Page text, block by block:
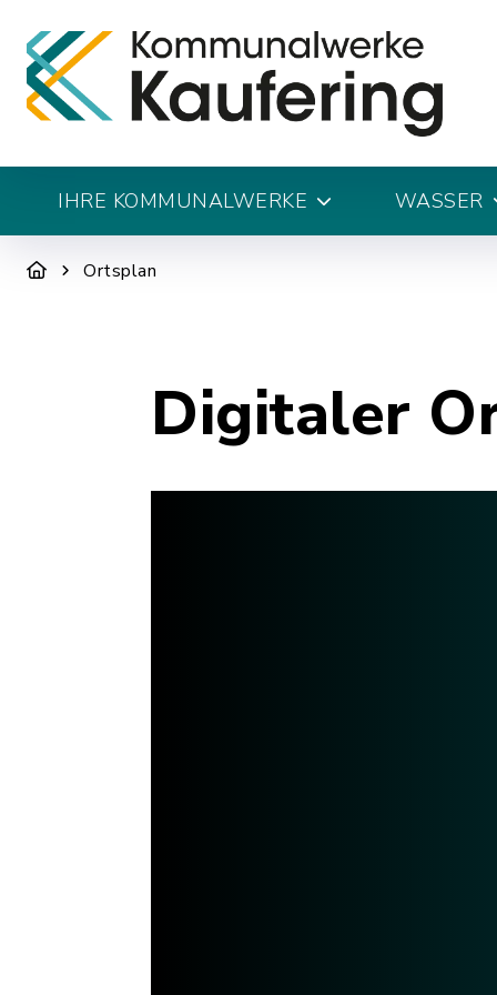
IHRE KOMMUNALWERKE WASSER
Ortsplan
Digitaler